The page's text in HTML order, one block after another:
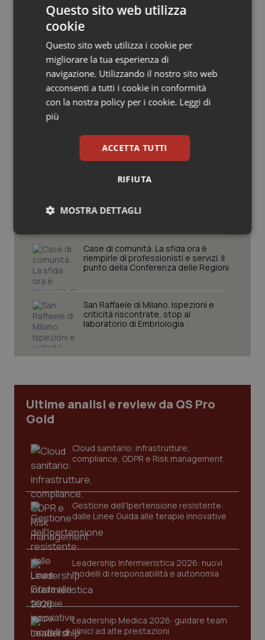
Salute orale & impianti
Sangue & coagulazione
Tiroide
Tumore al seno
Tumore ovarico
Vaccini
Potrebbe interessarti in
Piemonte
Settimana della Scienza dello
Spallanzani: capire la ricerca per
comprendere il presente
fotografano la qualità reale del Ssn”
Case di comunità. La sfida ora è
riempirle di professionisti e servizi. Il
punto della Conferenza delle Regioni
San Raffaele di Milano. Ispezioni e
criticità riscontrate, stop al
laboratorio di Embriologia
Ultime analisi e review da QS Pro
Gold
Cloud sanitario: infrastrutture,
compliance, GDPR e Risk management
Gestione dell'Ipertensione resistente:
dalle Linee Guida alle terapie innovative
Leadership Infermieristica 2026: nuovi
modelli di responsabilità e autonomia
Leadership Medica 2026: guidare team
clinici ad alte prestazioni
Questo sito web utilizza
cookie
Questo sito web utilizza i cookie per
migliorare la tua esperienza di
navigazione. Utilizzando il nostro sito web
acconsenti a tutti i cookie in conformità
con la nostra policy per i cookie. Leggi di
più
ACCETTA TUTTI
RIFIUTA
MOSTRA DETTAGLI
Necessari Statistici Marketing
Necessari Statistici Marketing
I cookie necessari contribuiscono a rendere fruibile il
sito web abilitandone funzionalità di base quali la
navigazione sulle pagine e l'accesso alle aree
CookieScriptConsent
CookieScript